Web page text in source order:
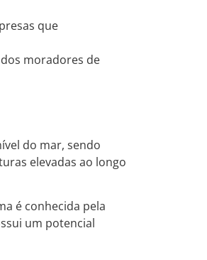
que
moradores de
do mar, sendo
elevadas ao longo
é conhecida pela
um potencial